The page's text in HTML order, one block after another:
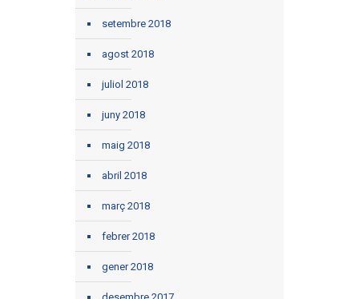
setembre 2018
agost 2018
juliol 2018
juny 2018
maig 2018
abril 2018
març 2018
febrer 2018
gener 2018